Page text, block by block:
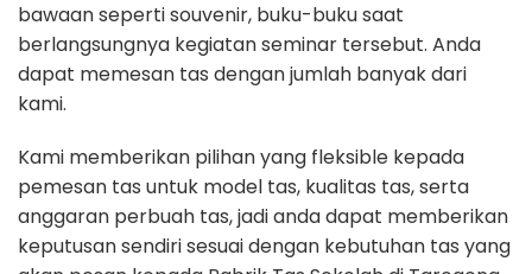
bawaan seperti souvenir, buku-buku saat
berlangsungnya kegiatan seminar tersebut. Anda
dapat memesan tas dengan jumlah banyak dari
kami.
Kami memberikan pilihan yang fleksible kepada
pemesan tas untuk model tas, kualitas tas, serta
anggaran perbuah tas, jadi anda dapat memberikan
keputusan sendiri sesuai dengan kebutuhan tas yang